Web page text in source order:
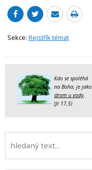
Sekce: Rejstřík témat
Kdo se spoléhá
na Boha, je jako
strom u vody.
(Jr 17,5)